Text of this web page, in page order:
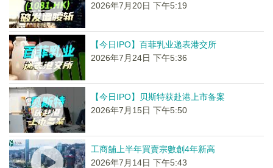
2026年7月20日 下午5:19
【今日IPO】百菲乳业递表港交所
2026年7月24日 下午5:36
【今日IPO】贝斯特获赴港上市备案
2026年7月15日 下午5:50
工商舖上半年買賣宗數創4年新高
2026年7月14日 下午5:43